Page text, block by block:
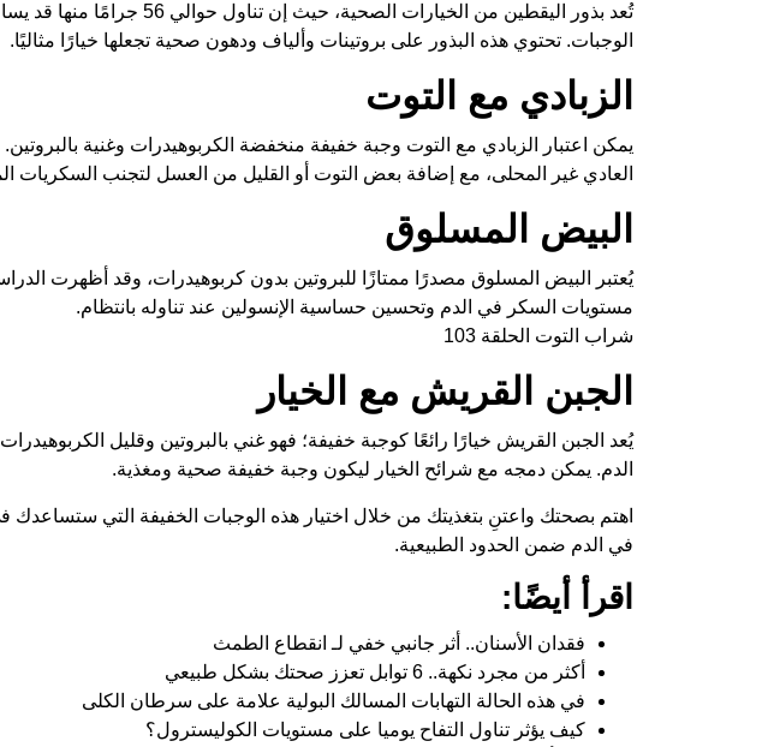
تُعد بذور اليقطين من الخيارات
الوجبات. تحتوي هذه البذور على بروتينات وألياف ودهون صحية تجعلها خيارًا مثاليًا.
الزبادي مع التوت
يمكن اعتبار الزبادي مع التوت وجبة خفيفة منخفضة الكربوهيدرات وغنية
العادي غير المحلى، مع إضافة بعض التوت أو القليل من العسل لتجنب السكريات
البيض المسلوق
يُعتبر البيض المسلوق مصدرًا ممتازًا للبروتين بدون كربوهيدرات، وقد أظهرت
مستويات السكر في الدم وتحسين حساسية الإنسولين عند تناوله بانتظام.
شراب التوت الحلقة 103
الجبن القريش مع الخيار
يُعد الجبن القريش خيارًا رائعًا كوجبة خفيفة؛ فهو غني بالبروتين وقليل
الدم. يمكن دمجه مع شرائح الخيار ليكون وجبة خفيفة صحية ومغذية.
اهتم بصحتك واعتنِ بتغذيتك من خلال اختيار هذه الوجبات الخفيفة التي
في الدم ضمن الحدود الطبيعية.
اقرأ أيضًا:
فقدان الأسنان.. أثر جانبي خفي لـ انقطاع الطمث
أكثر من مجرد نكهة.. 6 توابل تعزز صحتك بشكل طبيعي
في هذه الحالة التهابات المسالك البولية علامة على سرطان الكلى
كيف يؤثر تناول التفاح يوميا على مستويات الكوليسترول؟